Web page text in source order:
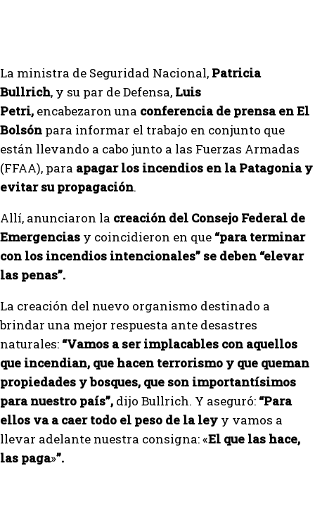
La ministra de Seguridad Nacional, Patricia
Bullrich, y su par de Defensa, Luis
Petri, encabezaron una conferencia de prensa en El
Bolsón para informar el trabajo en conjunto que
están llevando a cabo junto a las Fuerzas Armadas
(FFAA), para apagar los incendios en la Patagonia y
evitar su propagación.
Allí, anunciaron la creación del Consejo Federal de
Emergencias y coincidieron en que “para terminar
con los incendios intencionales” se deben “elevar
las penas”.
La creación del nuevo organismo destinado a
brindar una mejor respuesta ante desastres
naturales: “Vamos a ser implacables con aquellos
que incendian, que hacen terrorismo y que queman
propiedades y bosques, que son importantísimos
para nuestro país”, dijo Bullrich. Y aseguró: “Para
ellos va a caer todo el peso de la ley y vamos a
llevar adelante nuestra consigna: «El que las hace,
las paga»”.